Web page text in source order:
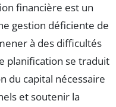
financière est un
gestion déficiente de
à des difficultés
planification se traduit
du capital nécessaire
et soutenir la